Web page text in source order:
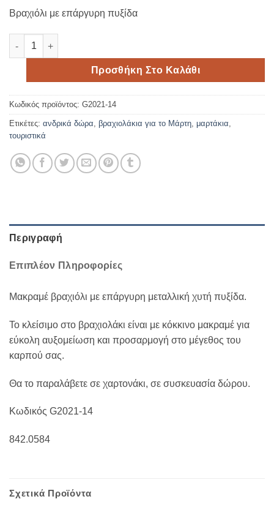
Βραχιόλι με επάργυρη πυξίδα
Βραχιόλι με επάργυρη πυξίδα ποσότητα
Προσθήκη Στο Καλάθι
Κωδικός προϊόντος: G2021-14
Ετικέτες: ανδρικά δώρα, βραχιολάκια για το Μάρτη, μαρτάκια,
τουριστικά
Περιγραφή
Επιπλέον Πληροφορίες
Μακραμέ βραχιόλι με επάργυρη μεταλλική χυτή πυξίδα.
Το κλείσιμο στο βραχιολάκι είναι με κόκκινο μακραμέ για
εύκολη αυξομείωση και προσαρμογή στο μέγεθος του
καρπού σας.
Θα το παραλάβετε σε χαρτονάκι, σε συσκευασία δώρου.
Κωδικός G2021-14
842.0584
Σχετικά Προϊόντα